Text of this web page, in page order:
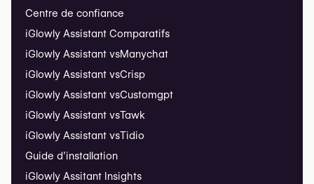
Centre de confiance
iGlowly Assistant Comparatifs
iGlowly Assistant vsManychat
iGlowly Assistant vsCrisp
iGlowly Assistant vsCustomgpt
iGlowly Assistant vsTawk
iGlowly Assistant vsTidio
Guide d’installation
iGlowly Assitant Insights